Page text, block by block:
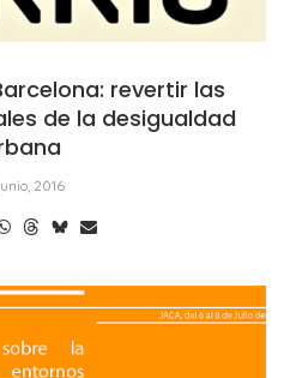
revertir las
de la desigualdad
2016